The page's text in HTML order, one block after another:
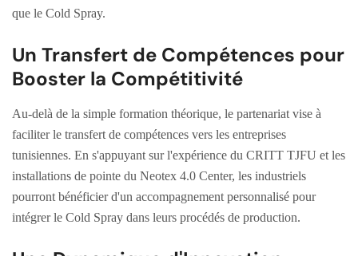
que le Cold Spray.
Un Transfert de Compétences pour
Booster la Compétitivité
Au-delà de la simple formation théorique, le partenariat vise à
faciliter le transfert de compétences vers les entreprises
tunisiennes. En s'appuyant sur l'expérience du CRITT TJFU et les
installations de pointe du Neotex 4.0 Center, les industriels
pourront bénéficier d'un accompagnement personnalisé pour
intégrer le Cold Spray dans leurs procédés de production.